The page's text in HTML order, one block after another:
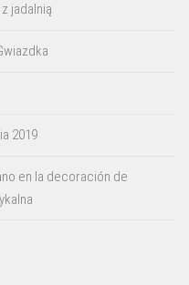
jadalnią
2019
en la decoración de